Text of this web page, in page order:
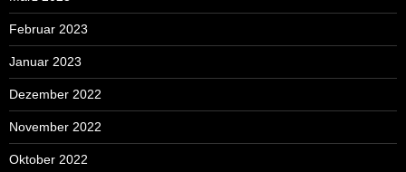
Februar 2023
Januar 2023
Dezember 2022
November 2022
Oktober 2022